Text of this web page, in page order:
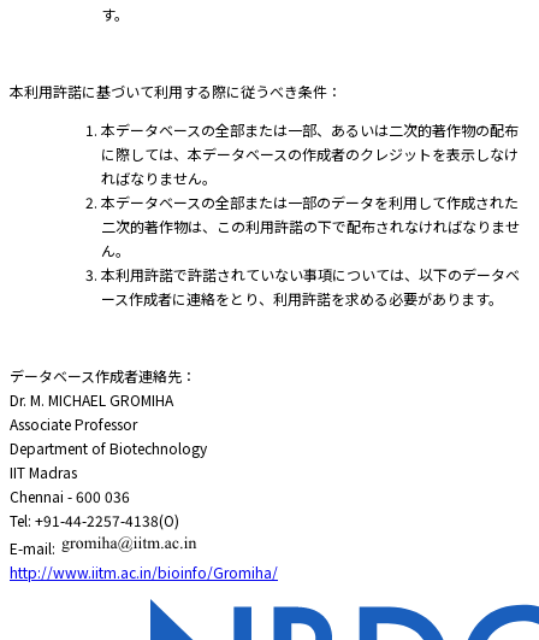
す。
本利用許諾に基づいて利用する際に従うべき条件：
本データベースの全部または一部、あるいは二次的著作物の配布
に際しては、本データベースの作成者のクレジットを表示しなけ
ればなりません。
本データベースの全部または一部のデータを利用して作成された
二次的著作物は、この利用許諾の下で配布されなければなりませ
ん。
本利用許諾で許諾されていない事項については、以下のデータベ
ース作成者に連絡をとり、利用許諾を求める必要があります。
データベース作成者連絡先：
Dr. M. MICHAEL GROMIHA
Associate Professor
Department of Biotechnology
IIT Madras
Chennai - 600 036
Tel: +91-44-2257-4138(O)
E-mail:
http://www.iitm.ac.in/bioinfo/Gromiha/